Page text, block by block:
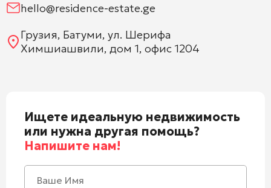
hello@residence-estate.ge
Грузия, Батуми, ул. Шерифа
Химшиашвили, дом 1, офис 1204
Ищете идеальную недвижимость
или нужна другая помощь?
Напишите нам!